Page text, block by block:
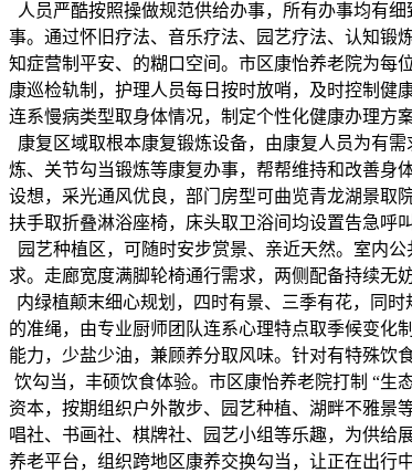
人员严酷按照操做规范供给办事，所有办事均有
事。通过怀旧疗法、音乐疗法、园艺疗法、认知锻
知症营制平安、的糊口空间。市区康怡养老院为每
康巡检轨制，护理人员每日按时放哨，及时控制健
连系慢病类型取身体情况，制定个性化健康办理方
康复区域取根本康复锻炼设备，由康复人员为有
炼、关节勾当锻炼等康复办事，帮帮维持和改善身
设想，采光通风优良，部门房型可曲览青龙湖景取
扶手取折叠淋浴座椅，床头取卫浴间均设置告急呼
园艺种植区，可随时安步赏景、亲近天然。室内
求。走廊宽度满脚轮椅通行需求，两侧配备持续无
内绿植颠末细心规划，四时有景、三季有花，同
的准绳，由专业厨师团队连系心理特点取季候变化
能力，少盐少油，兼顾养分取风味。针对有特殊饮
饮勾当，丰硕饮食体验。市区康怡养老院打制 “生
资本，按期组织户外散步、园艺种植、湖畔不雅景
唱社、书画社、棋牌社、园艺小组等乐趣，为供给
养老平台，组织跨地区康养交换勾当，让正在出行